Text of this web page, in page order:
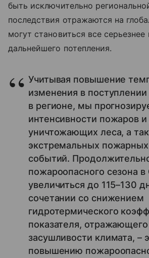
быть исключительно
последствия отражаются на
могут становиться все
дальнейшего потепления.
Учитывая повышение
изменения в поступлении
в регионе, мы
интенсивности пожаров
уничтожающих леса, а
экстремальных пожарных
событий.
пожароопасного сезона
увеличиться до 115–130
сочетании со снижением
гидротермического
показателя,
засушливости климата, –
повышению